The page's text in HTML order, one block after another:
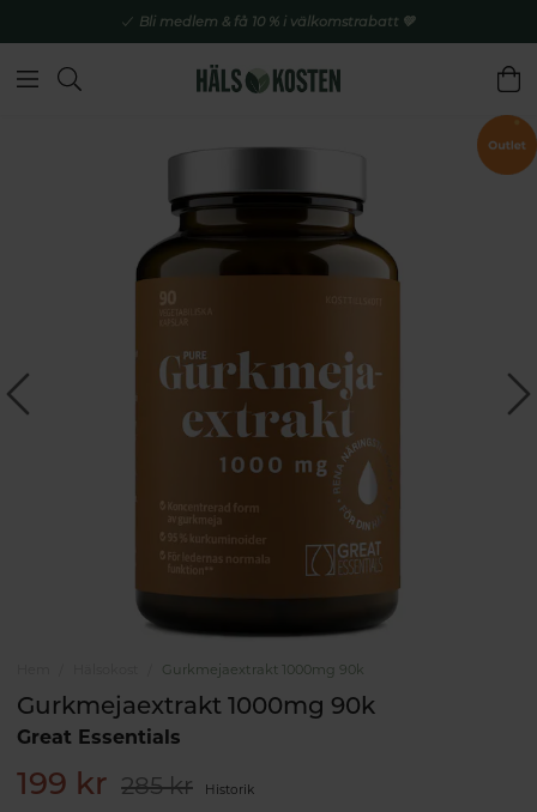
Bli medlem & få 10 % i välkomstrabatt 💚
Gurkmejaextrakt 1000mg 90k
Gurkmejaextrakt 1000mg 90k
Great Essentials
199 kr 285 kr Historik